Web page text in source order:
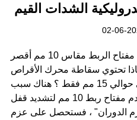
الشدات القيم
هل تساءلت يومًا لماذا يكون مفتاح الربط مقاس 10 مم أقصر
14 مم ؟ لماذا تحتوي سقاطة محرك الأقراص
بوصة عادةً على مآخذ تصل إلى حوالي 15 مم فقط ؟ هناك سبب
وجيه لكليهما. إذا كنت تستخدم مفتاح ربط 10 مم لتشديد قفل
الدوران" ، فستحصل على عزم